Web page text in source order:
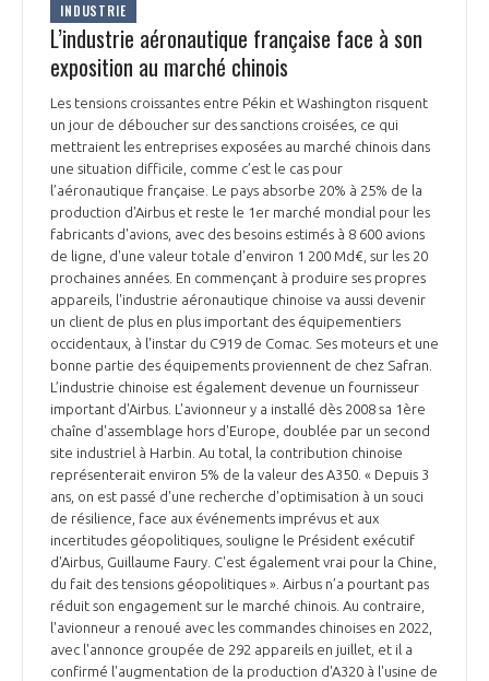
NOTRE VISION
NOS MISSIONS
NOTRE HISTOIRE
ORGANISATION
LE CONSEIL DU GIFAS
L’ÉQUIPE DU GIFAS
NOS RÉSEAUX À L'INTERNATIONAL
FONCTIONNEMENT
GEADS
COMITÉ AERO PME
STARTAIR
COMMISSIONS ET COMITÉS
ACCOMPAGNEMENT DE NOS ADHÉRENTS
LES PROGRAMMES DU GIFAS
UN ÉCOSYSTÈME INTÉGRÉ ET COHÉRENT
POURQUOI DEVENIR MEMBRE ?
LA MÉDIATION
LA MÉDIATION DANS LA FILIÈRE AÉRONAUTIQUE ET SPATIALE
LE MÉDIATEUR DE LA FILIÈRE AÉRONAUTIQUE ET SPATIALE
MÉDIATION ET CHARTE D’ENGAGEMENT SUR LES RELATIONS ENTRE
CLIENTS ET FOURNISSEURS
LA MÉDIATION AU-DELÀ DE LA FILIÈRE AÉRONAUTIQUE ET SPATIALE
PRENDRE CONTACT AVEC LE MÉDIATEUR DE LA FILIÈRE
LE SALON DU BOURGET
L'OBSERVATOIRE
CHIFFRES CLÉS
LES ENJEUX
COMPÉTITIVITÉ
LES PUBLICATIONS
14
18 19
30
31
INDUSTRIE
L’industrie aéronautique française face à son
exposition au marché chinois
Les tensions croissantes entre Pékin et Washington risquent
un jour de déboucher sur des sanctions croisées, ce qui
mettraient les entreprises exposées au marché chinois dans
une situation difficile, comme c’est le cas pour
l’aéronautique française. Le pays absorbe 20% à 25% de la
production d'Airbus et reste le 1er marché mondial pour les
fabricants d'avions, avec des besoins estimés à 8 600 avions
de ligne, d'une valeur totale d'environ 1 200 Md€, sur les 20
prochaines années. En commençant à produire ses propres
appareils, l'industrie aéronautique chinoise va aussi devenir
un client de plus en plus important des équipementiers
occidentaux, à l'instar du C919 de Comac. Ses moteurs et une
bonne partie des équipements proviennent de chez Safran.
L’industrie chinoise est également devenue un fournisseur
important d'Airbus. L'avionneur y a installé dès 2008 sa 1ère
chaîne d'assemblage hors d'Europe, doublée par un second
site industriel à Harbin. Au total, la contribution chinoise
représenterait environ 5% de la valeur des A350. « Depuis 3
ans, on est passé d'une recherche d'optimisation à un souci
de résilience, face aux événements imprévus et aux
incertitudes géopolitiques, souligne le Président exécutif
d'Airbus, Guillaume Faury. C'est également vrai pour la Chine,
du fait des tensions géopolitiques ». Airbus n’a pourtant pas
réduit son engagement sur le marché chinois. Au contraire,
l'avionneur a renoué avec les commandes chinoises en 2022,
avec l'annonce groupée de 292 appareils en juillet, et il a
confirmé l'augmentation de la production d'A320 à l'usine de
Découvrez les avantages d'adhérer au GIFAS.
Rencontres, salons, données sectorielles,
programmes ...
DEMANDE D’ADHÉSION